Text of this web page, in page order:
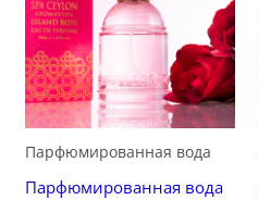
Парфюмированная вода
Парфюмированная вода